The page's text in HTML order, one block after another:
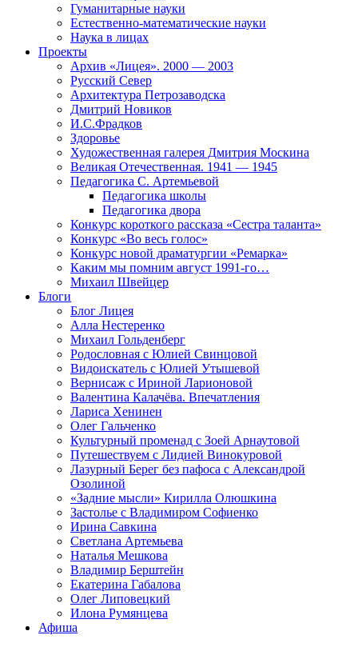
Гуманитарные науки
Естественно-математические науки
Наука в лицах
Проекты
Архив «Лицея». 2000 — 2003
Русский Север
Архитектура Петрозаводска
Дмитрий Новиков
И.С.Фрадков
Здоровье
Художественная галерея Дмитрия Москина
Великая Отечественная. 1941 — 1945
Педагогика С. Артемьевой
Педагогика школы
Педагогика двора
Конкурс короткого рассказа «Сестра таланта»
Конкурс «Во весь голос»
Конкурс новой драматургии «Ремарка»
Каким мы помним август 1991-го…
Михаил Швейцер
Блоги
Блог Лицея
Алла Нестеренко
Михаил Гольденберг
Родословная с Юлией Свинцовой
Видоискатель с Юлией Утышевой
Вернисаж с Ириной Ларионовой
Валентина Калачёва. Впечатления
Лариса Хенинен
Олег Гальченко
Культурный променад с Зоей Арнаутовой
Путешествуем с Лидией Винокуровой
Лазурный Берег без пафоса с Александрой
Озолиной
«Задние мысли» Кирилла Олюшкина
Застолье с Владимиром Софиенко
Ирина Савкина
Светлана Артемьева
Наталья Мешкова
Владимир Берштейн
Екатерина Габалова
Олег Липовецкий
Илона Румянцева
Афиша